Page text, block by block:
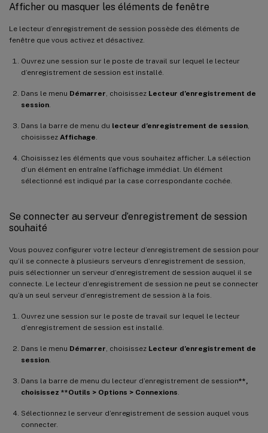
Afficher ou masquer les éléments de fenêtre
Le lecteur d’enregistrement de session possède des éléments de
fenêtre que vous activez et désactivez.
Ouvrez une session sur le poste de travail sur lequel le lecteur
d’enregistrement de session est installé.
Dans le menu Démarrer , choisissez Lecteur d’enregistrement de
session
Dans la barre de menu du lecteur d’enregistrement de session
choisissez Affichage
Choisissez les éléments que vous souhaitez afficher. La sélection
d’un élément en entraîne l’affichage immédiat. Un élément
sélectionné est indiqué par la case correspondante cochée.
Se connecter au serveur d’enregistrement de session
souhaité
Vous pouvez configurer votre lecteur d’enregistrement de session pour
qu’il se connecte à plusieurs serveurs d’enregistrement de session,
puis sélectionner un serveur d’enregistrement de session auquel il se
connecte. Le lecteur d’enregistrement de session ne peut se connecter
qu’à un seul serveur d’enregistrement de session à la fois.
Ouvrez une session sur le poste de travail sur lequel le lecteur
d’enregistrement de session est installé.
Dans le menu Démarrer , choisissez Lecteur d’enregistrement de
session
Dans la barre de menu du lecteur d’enregistrement de session**,
choisissez **Outils > Options > Connexions
Sélectionnez le serveur d’enregistrement de session auquel vous
connecter.